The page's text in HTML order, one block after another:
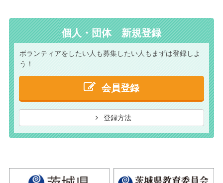
個人・団体 新規登録
ボランティアをしたい人も募集したい人もまずは登録しよ
う！
会員登録
登録方法